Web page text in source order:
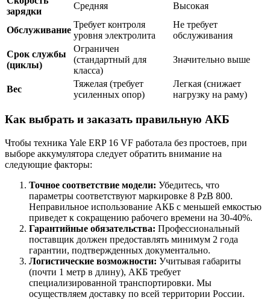
зарядки
Средняя Высокая
Обслуживание
Требует контроля
уровня электролита
Не требует
обслуживания
Срок службы
(циклы)
Ограничен
(стандартный для
класса)
Значительно выше
Вес
Тяжелая (требует
усиленных опор)
Легкая (снижает
нагрузку на раму)
Как выбрать и заказать правильную АКБ
Чтобы техника Yale ERP 16 VF работала без простоев, при
выборе аккумулятора следует обратить внимание на
следующие факторы:
Точное соответствие модели: Убедитесь, что
параметры соответствуют маркировке 8 PzB 800.
Неправильное использование АКБ с меньшей емкостью
приведет к сокращению рабочего времени на 30-40%.
Гарантийные обязательства: Профессиональный
поставщик должен предоставлять минимум 2 года
гарантии, подтвержденных документально.
Логистические возможности: Учитывая габариты
(почти 1 метр в длину), АКБ требует
специализированной транспортировки. Мы
осуществляем доставку по всей территории России.